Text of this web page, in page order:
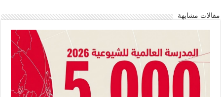
مقالات مشابهة